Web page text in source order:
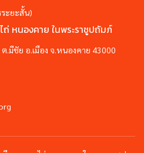
ะยะสั้น)
ถ่ หนองคาย ในพระราชูปถัมภ์
.มีชัย อ.เมือง จ.หนองคาย 43000